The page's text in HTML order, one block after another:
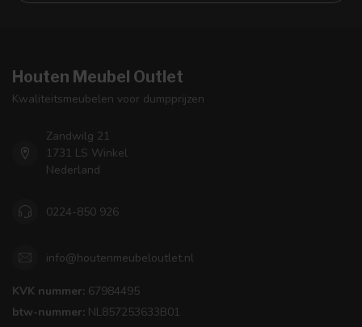
Houten Meubel Outlet
Kwaliteitsmeubelen voor dumpprijzen
Zandwilg 21
1731 LS Winkel
Nederland
0224-850 926
info@houtenmeubeloutlet.nl
KVK nummer: 67984495
btw-nummer: NL857253633B01